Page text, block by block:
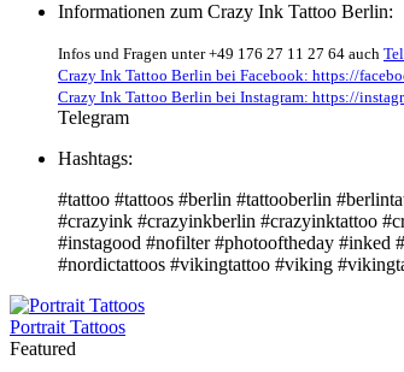
Informationen zum Crazy Ink Tattoo Berlin:
Infos und Fragen unter +49 176 27 11 27 64 auch
Crazy Ink Tattoo Berlin bei Facebook: https://
Crazy Ink Tattoo Berlin bei Instagram: https://
Telegram
Hashtags:
#tattoo #tattoos #berlin #tattooberlin
#crazyink #crazyinkberlin #crazyinktattoo
#instagood #nofilter #photooftheday #inked
#nordictattoos #vikingtattoo #viking
Portrait Tattoos
Featured